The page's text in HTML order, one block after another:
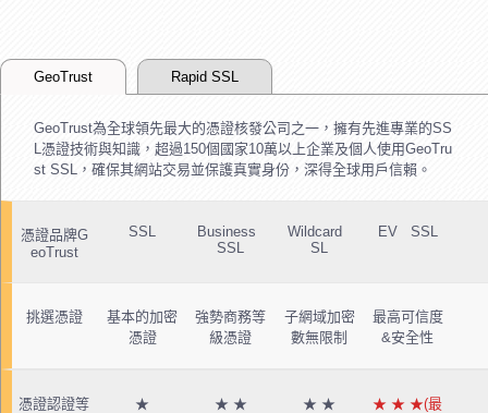
GeoTrust Rapid SSL
GeoTrust為全球領先最大的憑證核發公司之一，擁有先進專業的SS
L憑證技術與知識，超過150個國家10萬以上企業及個人使用GeoTru
st SSL，確保其網站交易並保護真實身份，深得全球用戶信賴。
憑證品牌G
eoTrust
SSL
Business
SSL
Wildcard
SL
EV SSL
挑選憑證
基本的加密
憑證
強勢商務等
級憑證
子網域加密
數無限制
最高可信度
&安全性
憑證認證等
★ ★ ★ ★ ★
★ ★ ★(最